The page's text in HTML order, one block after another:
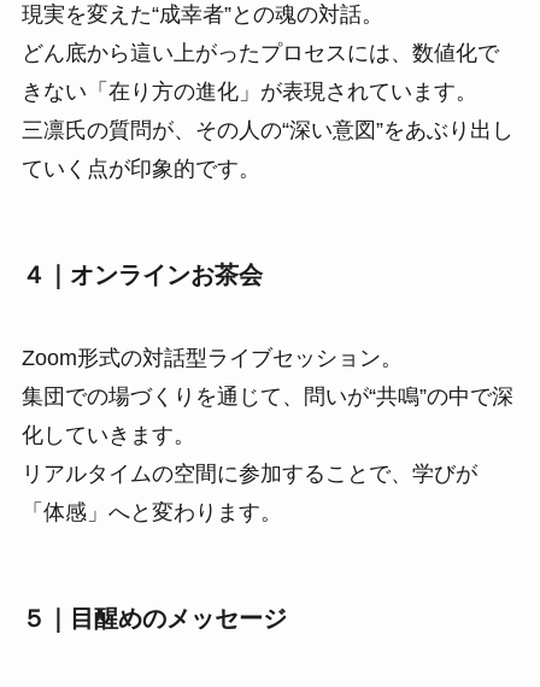
現実を変えた“成幸者”との魂の対話。
どん底から這い上がったプロセスには、数値化で
きない「在り方の進化」が表現されています。
三凛氏の質問が、その人の“深い意図”をあぶり出し
ていく点が印象的です。
４｜オンラインお茶会
Zoom形式の対話型ライブセッション。
集団での場づくりを通じて、問いが“共鳴”の中で深
化していきます。
リアルタイムの空間に参加することで、学びが
「体感」へと変わります。
５｜目醒めのメッセージ